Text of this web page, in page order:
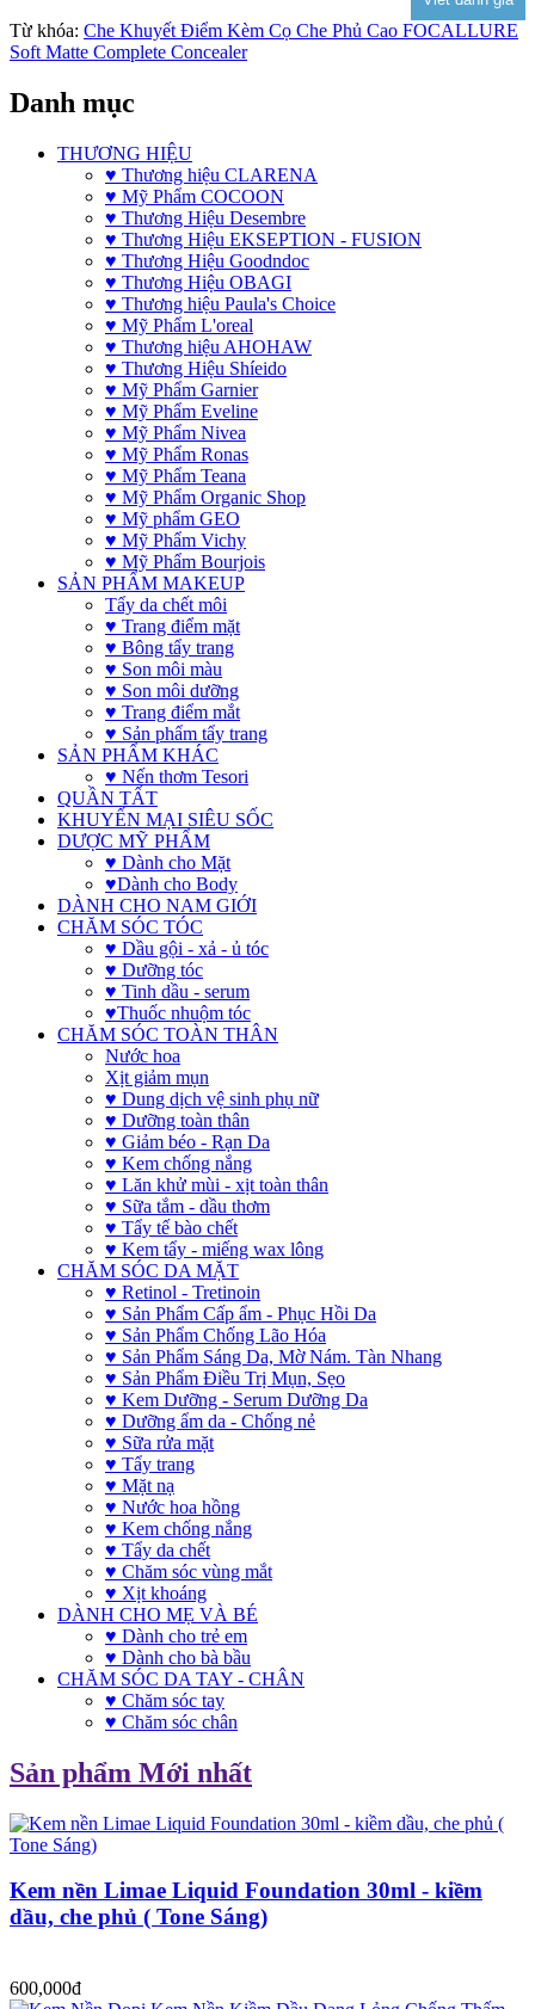
Từ khóa: Che Khuyết Điểm Kèm Cọ Che Phủ Cao FOCALLURE
Soft Matte Complete Concealer
Danh mục
THƯƠNG HIỆU
♥ Thương hiệu CLARENA
♥ Mỹ Phẩm COCOON
♥ Thương Hiệu Desembre
♥ Thương Hiệu EKSEPTION - FUSION
♥ Thương Hiệu Goodndoc
♥ Thương Hiệu OBAGI
♥ Thương hiệu Paula's Choice
♥ Mỹ Phẩm L'oreal
♥ Thương hiệu AHOHAW
♥ Thương Hiệu Shíeido
♥ Mỹ Phẩm Garnier
♥ Mỹ Phẩm Eveline
♥ Mỹ Phẩm Nivea
♥ Mỹ Phẩm Ronas
♥ Mỹ Phẩm Teana
♥ Mỹ Phẩm Organic Shop
♥ Mỹ phẩm GEO
♥ Mỹ Phẩm Vichy
♥ Mỹ Phẩm Bourjois
SẢN PHẨM MAKEUP
Tẩy da chết môi
♥ Trang điểm mặt
♥ Bông tẩy trang
♥ Son môi màu
♥ Son môi dưỡng
♥ Trang điểm mắt
♥ Sản phẩm tẩy trang
SẢN PHẨM KHÁC
♥ Nến thơm Tesori
QUẦN TẤT
KHUYẾN MẠI SIÊU SỐC
DƯỢC MỸ PHẨM
♥ Dành cho Mặt
♥Dành cho Body
DÀNH CHO NAM GIỚI
CHĂM SÓC TÓC
♥ Dầu gội - xả - ủ tóc
♥ Dưỡng tóc
♥ Tinh dầu - serum
♥Thuốc nhuộm tóc
CHĂM SÓC TOÀN THÂN
Nước hoa
Xịt giảm mụn
♥ Dung dịch vệ sinh phụ nữ
♥ Dưỡng toàn thân
♥ Giảm béo - Rạn Da
♥ Kem chống nắng
♥ Lăn khử mùi - xịt toàn thân
♥ Sữa tắm - dầu thơm
♥ Tẩy tế bào chết
♥ Kem tẩy - miếng wax lông
CHĂM SÓC DA MẶT
♥ Retinol - Tretinoin
♥ Sản Phẩm Cấp ẩm - Phục Hồi Da
♥ Sản Phẩm Chống Lão Hóa
♥ Sản Phẩm Sáng Da, Mờ Nám. Tàn Nhang
♥ Sản Phẩm Điều Trị Mụn, Sẹo
♥ Kem Dưỡng - Serum Dưỡng Da
♥ Dưỡng ẩm da - Chống nẻ
♥ Sữa rửa mặt
♥ Tẩy trang
♥ Mặt nạ
♥ Nước hoa hồng
♥ Kem chống nắng
♥ Tẩy da chết
♥ Chăm sóc vùng mắt
♥ Xịt khoáng
DÀNH CHO MẸ VÀ BÉ
♥ Dành cho trẻ em
♥ Dành cho bà bầu
CHĂM SÓC DA TAY - CHÂN
♥ Chăm sóc tay
♥ Chăm sóc chân
Sản phẩm Mới nhất
Kem nền Limae Liquid Foundation 30ml - kiềm
dầu, che phủ ( Tone Sáng)
600,000đ